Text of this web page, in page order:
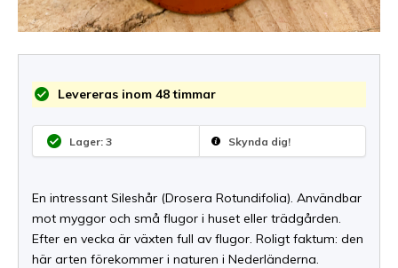
Levereras inom 48 timmar
Lager: 3 Skynda dig!
En intressant Sileshår (Drosera Rotundifolia). Användbar
mot myggor och små flugor i huset eller trädgården.
Efter en vecka är växten full av flugor. Roligt faktum: den
här arten förekommer i naturen i Nederländerna.